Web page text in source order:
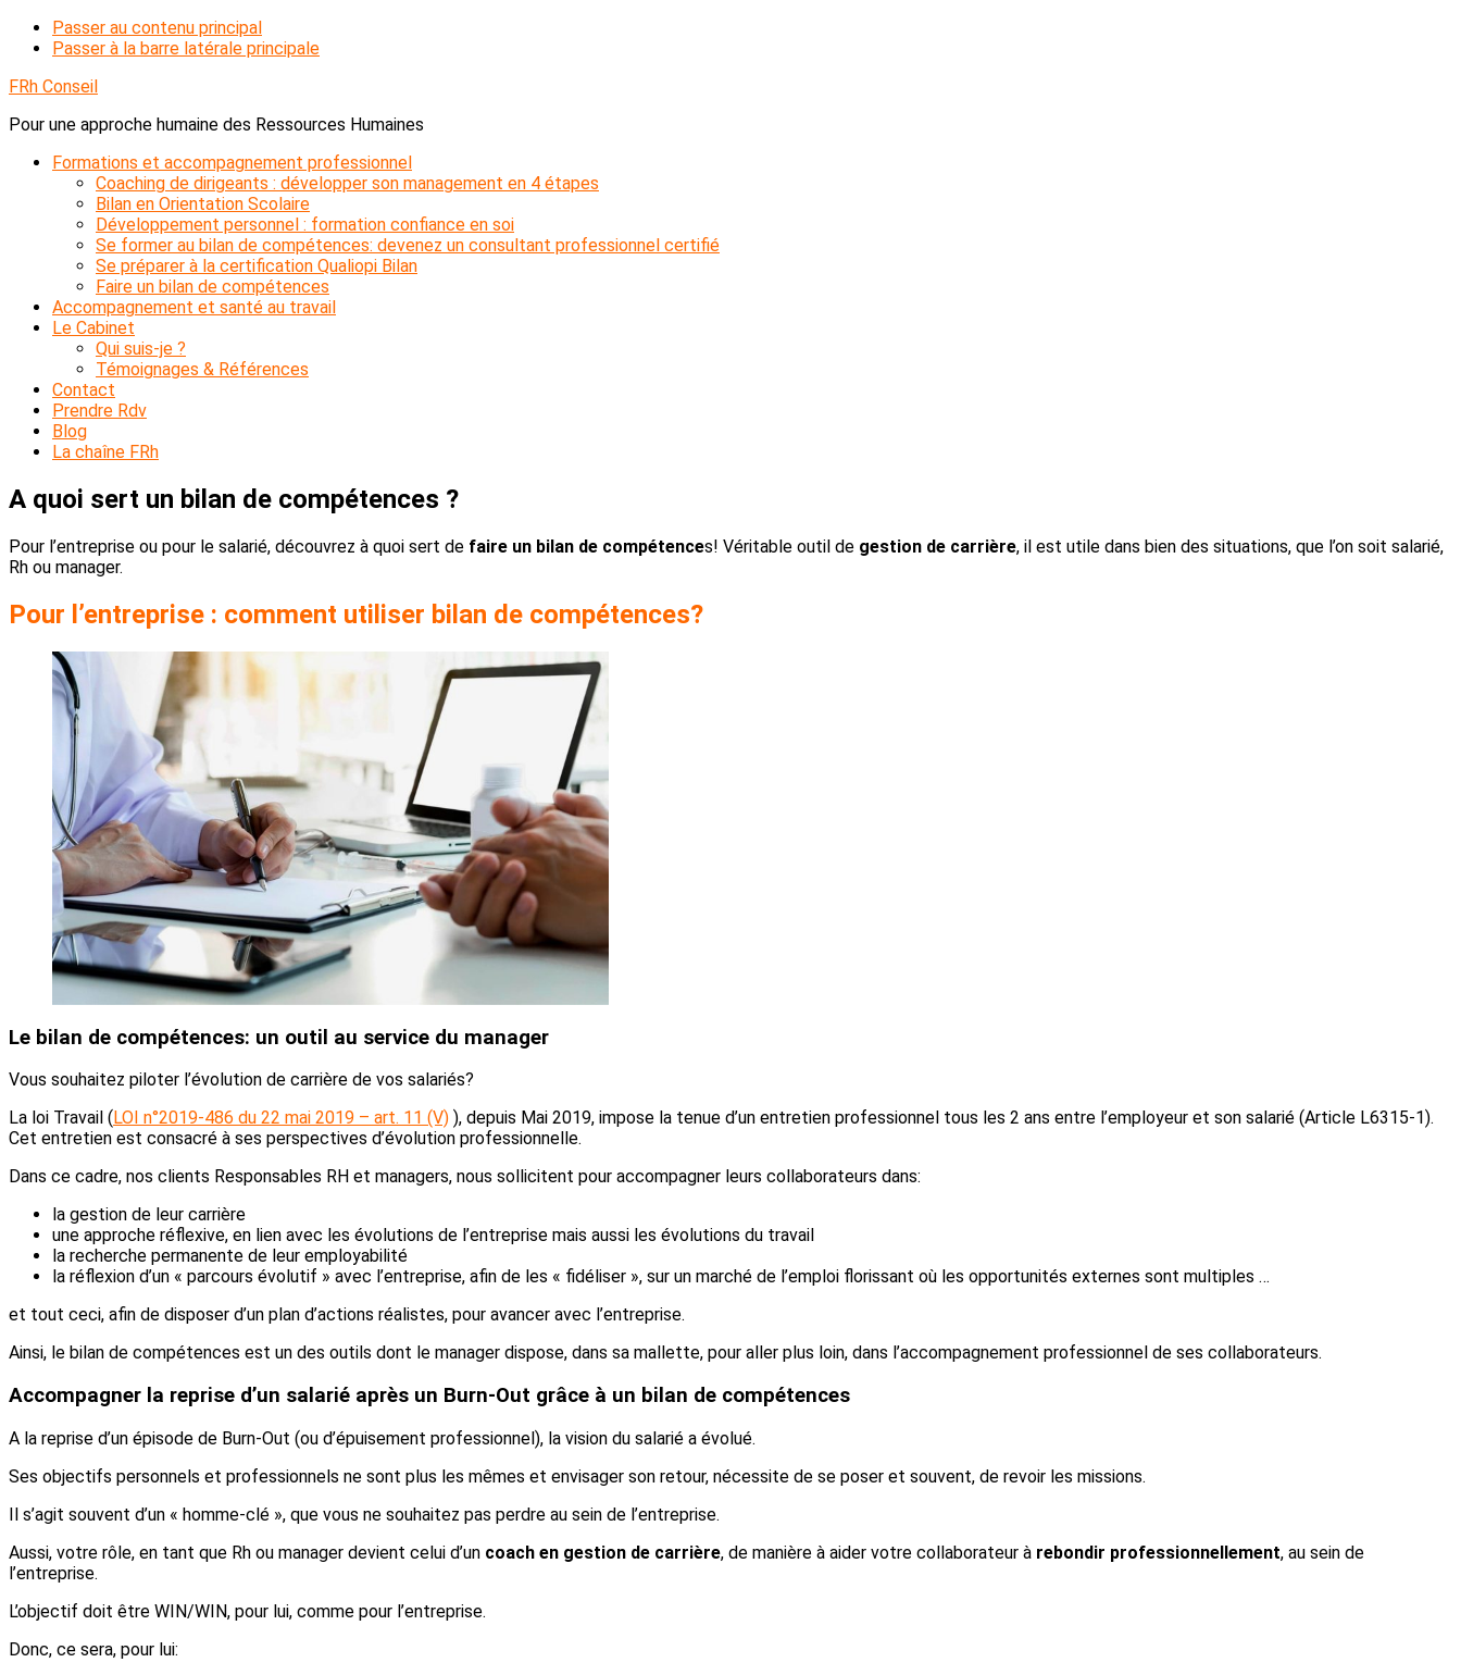
Passer au contenu principal
Passer à la barre latérale principale
FRh Conseil
Pour une approche humaine des Ressources Humaines
Formations et accompagnement professionnel
Coaching de dirigeants : développer son management en 4 étapes
Bilan en Orientation Scolaire
Développement personnel : formation confiance en soi
Se former au bilan de compétences: devenez un consultant professionnel certifié
Se préparer à la certification Qualiopi Bilan
Faire un bilan de compétences
Accompagnement et santé au travail
Le Cabinet
Qui suis-je ?
Témoignages & Références
Contact
Prendre Rdv
Blog
La chaîne FRh
A quoi sert un bilan de compétences ?
Pour l’entreprise ou pour le salarié, découvrez à quoi sert de faire un bilan de compétences! Véritable outil de gestion de carrière, il est utile dans bien des situations, que l’on soit salarié,
Rh ou manager.
Pour l’entreprise : comment utiliser bilan de compétences?
Le bilan de compétences: un outil au service du manager
Vous souhaitez piloter l’évolution de carrière de vos salariés?
La loi Travail ( LOI n°2019-486 du 22 mai 2019 – art. 11 (V) ), depuis Mai 2019, impose la tenue d’un entretien professionnel tous les 2 ans entre l’employeur et son salarié (Article L6315-1).
Cet entretien est consacré à ses perspectives d’évolution professionnelle.
Dans ce cadre, nos clients Responsables RH et managers, nous sollicitent pour accompagner leurs collaborateurs dans:
la gestion de leur carrière
une approche réflexive, en lien avec les évolutions de l’entreprise mais aussi les évolutions du travail
la recherche permanente de leur employabilité
la réflexion d’un « parcours évolutif » avec l’entreprise, afin de les « fidéliser », sur un marché de l’emploi florissant où les opportunités externes sont multiples …
et tout ceci, afin de disposer d’un plan d’actions réalistes, pour avancer avec l’entreprise.
Ainsi, le bilan de compétences est un des outils dont le manager dispose, dans sa mallette, pour aller plus loin, dans l’accompagnement professionnel de ses collaborateurs.
Accompagner la reprise d’un salarié après un Burn-Out grâce à un bilan de compétences
A la reprise d’un épisode de Burn-Out (ou d’épuisement professionnel), la vision du salarié a évolué.
Ses objectifs personnels et professionnels ne sont plus les mêmes et envisager son retour, nécessite de se poser et souvent, de revoir les missions.
Il s’agit souvent d’un « homme-clé », que vous ne souhaitez pas perdre au sein de l’entreprise.
Aussi, votre rôle, en tant que Rh ou manager devient celui d’un coach en gestion de carrière, de manière à aider votre collaborateur à rebondir professionnellement, au sein de
l’entreprise.
L’objectif doit être WIN/WIN, pour lui, comme pour l’entreprise.
Donc, ce sera, pour lui: